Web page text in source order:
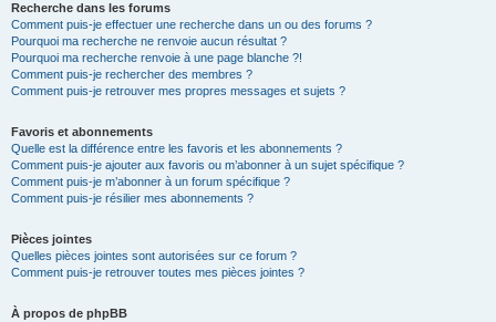
Recherche dans les forums
Comment puis-je effectuer une recherche dans un ou des forums ?
Pourquoi ma recherche ne renvoie aucun résultat ?
Pourquoi ma recherche renvoie à une page blanche ?!
Comment puis-je rechercher des membres ?
Comment puis-je retrouver mes propres messages et sujets ?
Favoris et abonnements
Quelle est la différence entre les favoris et les abonnements ?
Comment puis-je ajouter aux favoris ou m’abonner à un sujet spécifique ?
Comment puis-je m’abonner à un forum spécifique ?
Comment puis-je résilier mes abonnements ?
Pièces jointes
Quelles pièces jointes sont autorisées sur ce forum ?
Comment puis-je retrouver toutes mes pièces jointes ?
À propos de phpBB